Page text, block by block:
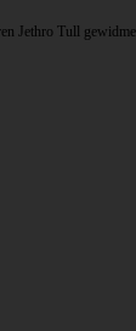
Jethro Tull